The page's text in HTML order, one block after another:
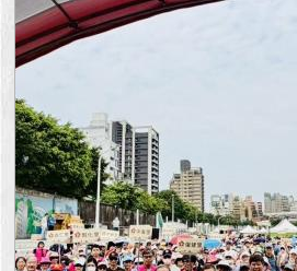
活
動
主
館
回
首
頁
網